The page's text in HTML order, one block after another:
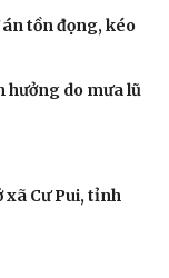
tồn đọng, kéo
hưởng do mưa lũ
xã Cư Pui, tỉnh